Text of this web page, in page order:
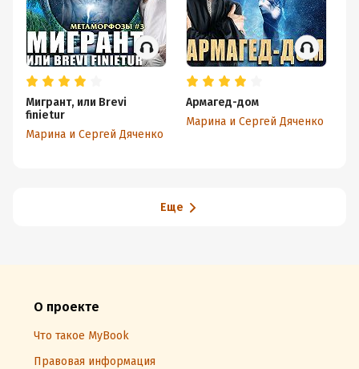
Мигрант, или Brevi
finietur
Марина и Сергей Дяченко
Армагед-дом
Марина и Сергей Дяченко
Еще
О проекте
Что такое MyBook
Правовая информация